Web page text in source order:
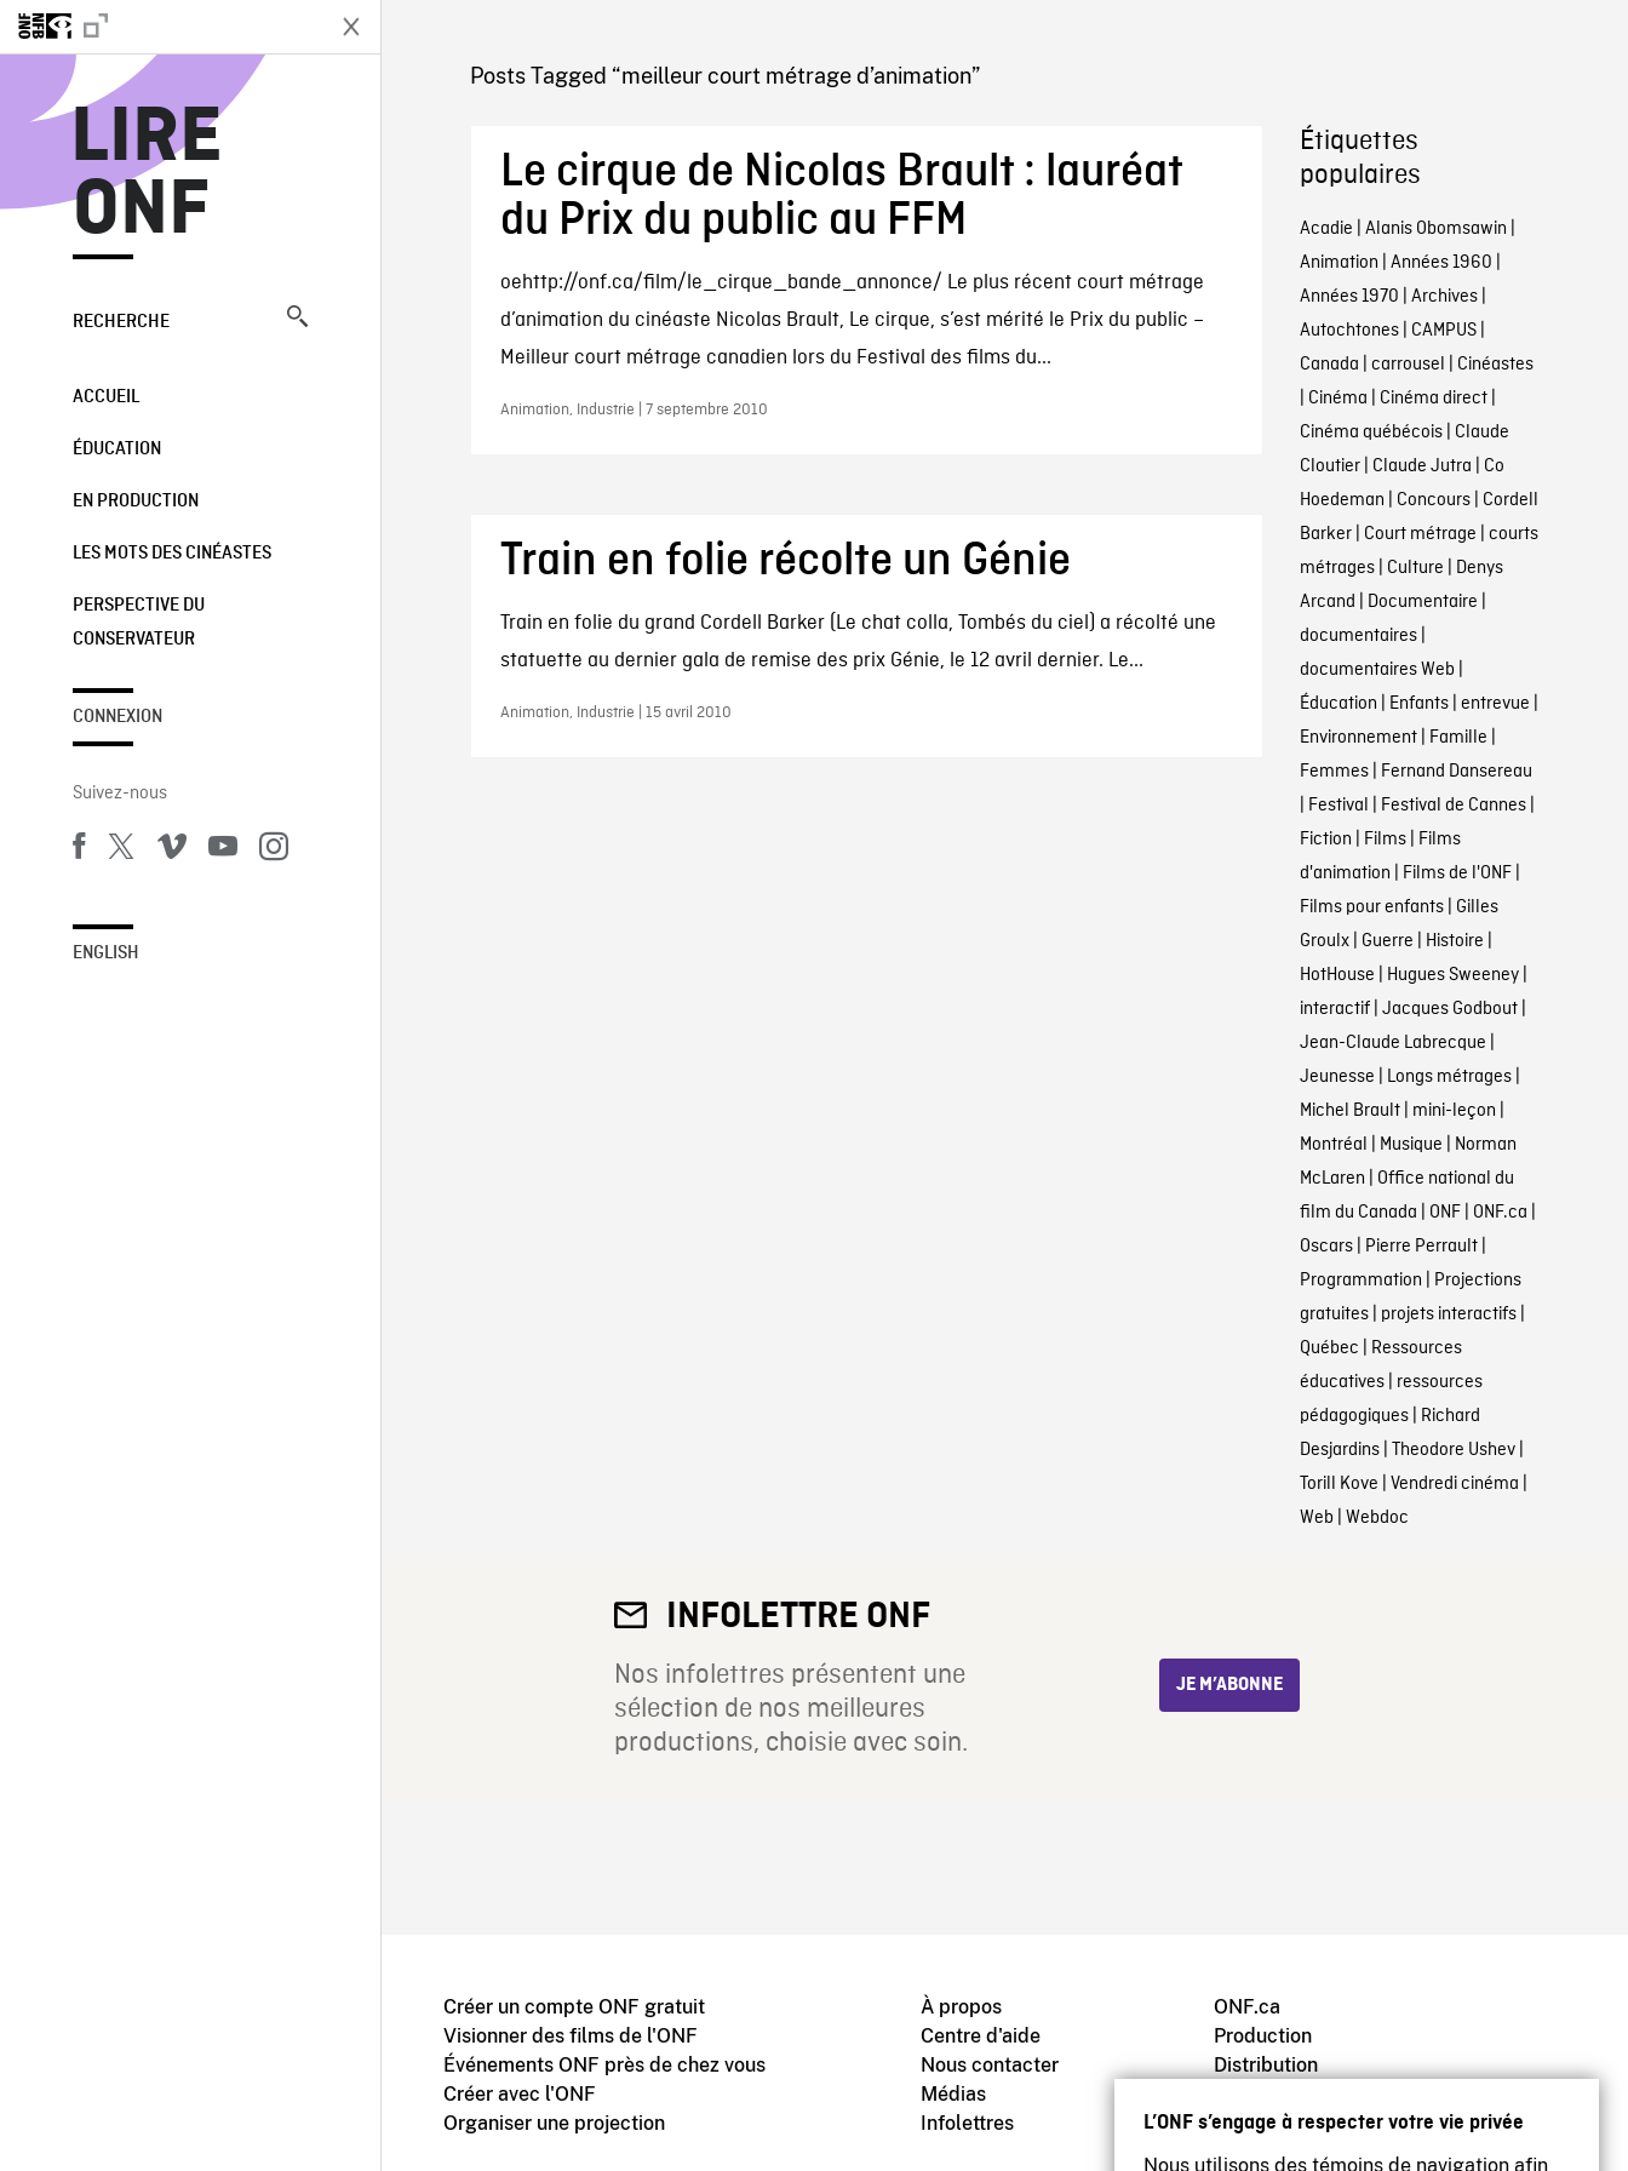
L’ONF s’engage à respecter votre vie privée
Nous utilisons des témoins de navigation afin
LIRE
ONF
RECHERCHE
ACCUEIL
ÉDUCATION
EN PRODUCTION
LES MOTS DES CINÉASTES
PERSPECTIVE DU
CONSERVATEUR
CONNEXION
Suivez-nous
ENGLISH
LIRE ONF
Posts Tagged “meilleur court métrage d’animation”
Le cirque de Nicolas Brault : lauréat
du Prix du public au FFM
oehttp://onf.ca/film/le_cirque_bande_annonce/ Le plus récent court métrage
d’animation du cinéaste Nicolas Brault, Le cirque, s’est mérité le Prix du public –
Meilleur court métrage canadien lors du Festival des films du...
Animation, Industrie | 7 septembre 2010
Train en folie récolte un Génie
Train en folie du grand Cordell Barker (Le chat colla, Tombés du ciel) a récolté une
statuette au dernier gala de remise des prix Génie, le 12 avril dernier. Le...
Animation, Industrie | 15 avril 2010
Étiquettes
populaires
Acadie | Alanis Obomsawin |
Animation | Années 1960 |
Années 1970 | Archives|
Autochtones| CAMPUS|
Canada | carrousel | Cinéastes
| Cinéma | Cinéma direct|
Cinéma québécois| Claude
Cloutier| Claude Jutra | Co
Hoedeman | Concours| Cordell
Barker| Court métrage | courts
métrages| Culture | Denys
Arcand | Documentaire |
documentaires|
documentaires Web |
Éducation | Enfants| entrevue |
Environnement| Famille |
Femmes| Fernand Dansereau
| Festival | Festival de Cannes|
Fiction | Films| Films
d'animation | Films de l'ONF|
Films pour enfants| Gilles
Groulx| Guerre | Histoire |
HotHouse | Hugues Sweeney|
interactif| Jacques Godbout|
Jean-Claude Labrecque |
Jeunesse | Longs métrages|
Michel Brault| mini-leçon |
Montréal | Musique | Norman
McLaren | Office national du
film du Canada | ONF| ONF.ca |
Oscars| Pierre Perrault|
Programmation | Projections
gratuites| projets interactifs|
Québec | Ressources
éducatives| ressources
pédagogiques| Richard
Desjardins| Theodore Ushev|
Torill Kove | Vendredi cinéma |
Web | Webdoc
INFOLETTRE ONF
Nos infolettres présentent une
sélection de nos meilleures
productions, choisie avec soin.
JE M’ABONNE
Créer un compte ONF gratuit
Visionner des films de l'ONF
Événements ONF près de chez vous
Créer avec l'ONF
Organiser une projection
À propos
Centre d'aide
Nous contacter
Médias
Infolettres
ONF.ca
Production
Distribution
Archives